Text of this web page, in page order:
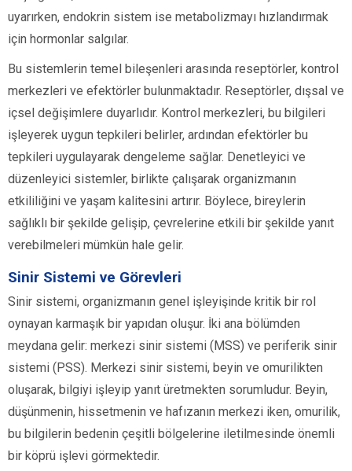
uyarırken, endokrin sistem ise metabolizmayı hızlandırmak
için hormonlar salgılar.
Bu sistemlerin temel bileşenleri arasında reseptörler, kontrol
merkezleri ve efektörler bulunmaktadır. Reseptörler, dışsal ve
içsel değişimlere duyarlıdır. Kontrol merkezleri, bu bilgileri
işleyerek uygun tepkileri belirler, ardından efektörler bu
tepkileri uygulayarak dengeleme sağlar. Denetleyici ve
düzenleyici sistemler, birlikte çalışarak organizmanın
etkililiğini ve yaşam kalitesini artırır. Böylece, bireylerin
sağlıklı bir şekilde gelişip, çevrelerine etkili bir şekilde yanıt
verebilmeleri mümkün hale gelir.
Sinir Sistemi ve Görevleri
Sinir sistemi, organizmanın genel işleyişinde kritik bir rol
oynayan karmaşık bir yapıdan oluşur. İki ana bölümden
meydana gelir: merkezi sinir sistemi (MSS) ve periferik sinir
sistemi (PSS). Merkezi sinir sistemi, beyin ve omurilikten
oluşarak, bilgiyi işleyip yanıt üretmekten sorumludur. Beyin,
düşünmenin, hissetmenin ve hafızanın merkezi iken, omurilik,
bu bilgilerin bedenin çeşitli bölgelerine iletilmesinde önemli
bir köprü işlevi görmektedir.